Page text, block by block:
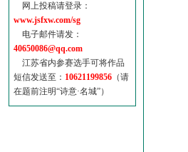
网上投稿请登录：
www.jsfxw.com/sg
电子邮件请发：
40650086@qq.com
江苏省内参赛选手可将作品
短信发送至： 10621199856 （请
在题前注明“诗意·名城”）